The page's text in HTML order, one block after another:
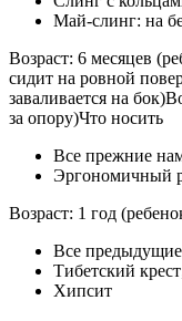
Май-слинг: на
Возраст: 6 месяцев
сидит на ровной
заваливается на
за опору)Что носить
Все прежние
Эргономичный
Возраст: 1 год
Все
Тибетский
Хипсит